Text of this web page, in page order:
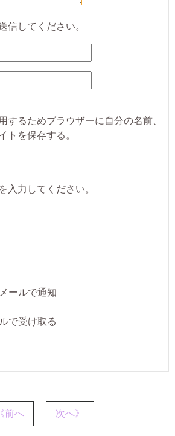
信してください。
するためブラウザーに自分の名前、
トを保存する。
入力してください。
ールで通知
で受け取る
《前へ 次へ》